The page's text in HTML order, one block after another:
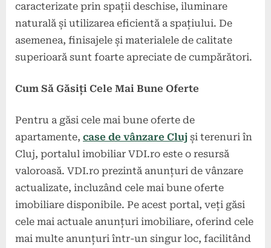
caracterizate prin spații deschise, iluminare
naturală și utilizarea eficientă a spațiului. De
asemenea, finisajele și materialele de calitate
superioară sunt foarte apreciate de cumpărători.
Cum Să Găsiți Cele Mai Bune Oferte
Pentru a găsi cele mai bune oferte de
apartamente, case de vânzare Cluj și terenuri în
Cluj, portalul imobiliar VDI.ro este o resursă
valoroasă. VDI.ro prezintă anunțuri de vânzare
actualizate, incluzând cele mai bune oferte
imobiliare disponibile. Pe acest portal, veți găsi
cele mai actuale anunțuri imobiliare, oferind cele
mai multe anunțuri într-un singur loc, facilitând